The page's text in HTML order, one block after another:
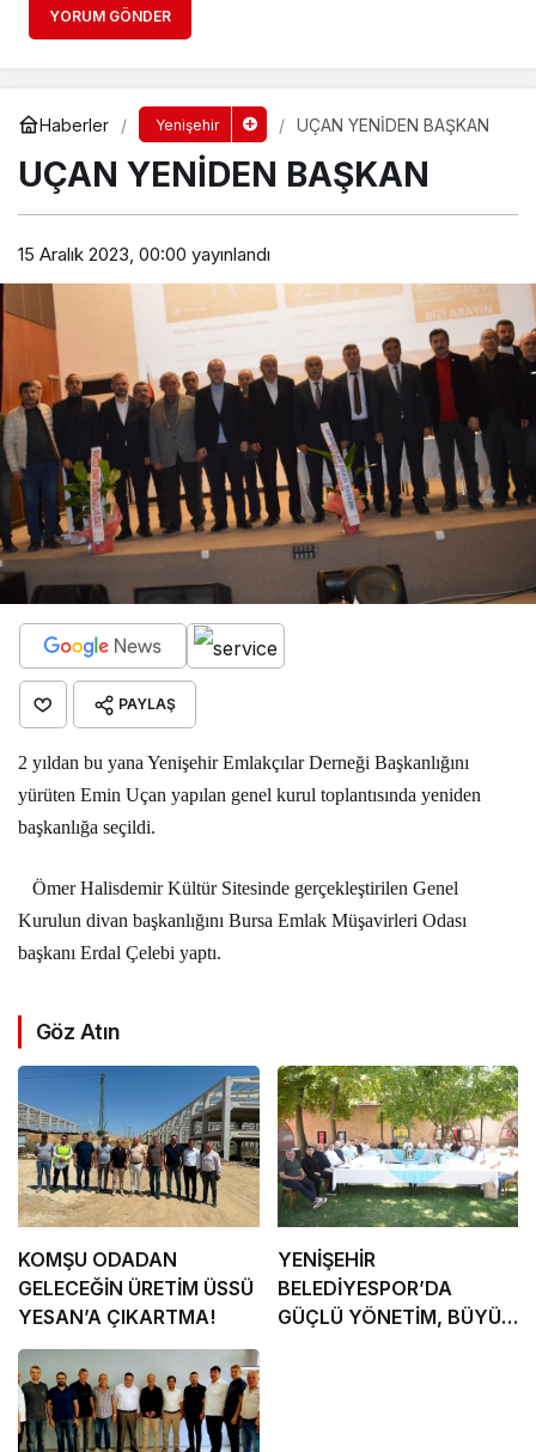
YORUM GÖNDER
Haberler Yenişehir UÇAN YENİDEN BAŞKAN
UÇAN YENİDEN BAŞKAN
15 Aralık 2023, 00:00 yayınlandı
PAYLAŞ
2 yıldan bu yana Yenişehir Emlakçılar Derneği Başkanlığını
yürüten Emin Uçan yapılan genel kurul toplantısında yeniden
başkanlığa seçildi.
Ömer Halisdemir Kültür Sitesinde gerçekleştirilen Genel
Kurulun divan başkanlığını Bursa Emlak Müşavirleri Odası
başkanı Erdal Çelebi yaptı.
Göz Atın
KOMŞU ODADAN
GELECEĞİN ÜRETİM ÜSSÜ
YESAN’A ÇIKARTMA!
YENİŞEHİR
BELEDİYESPOR’DA
GÜÇLÜ YÖNETİM, BÜYÜK